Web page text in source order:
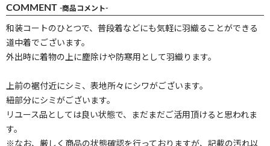
COMMENT -商品コメント-
和装コートのひとつで、普段着などにも気軽に羽織ることができる
道中着でございます。
外出時に着物の上に塵除けや防寒用として羽織ります。
上前の裾付近にシミ、表地所々にシワがございます。
紐部分にシミがございます。
リユース品としては良い状態で、まだまだご活用頂けると思われま
す。
※なお、厳しく商品の状態確認を行っておりますが、記載の汚れ以